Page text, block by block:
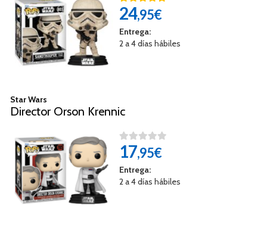
24,95€
Entrega:
2 a 4 días hábiles
Star Wars
Director Orson Krennic
17,95€
Entrega:
2 a 4 días hábiles